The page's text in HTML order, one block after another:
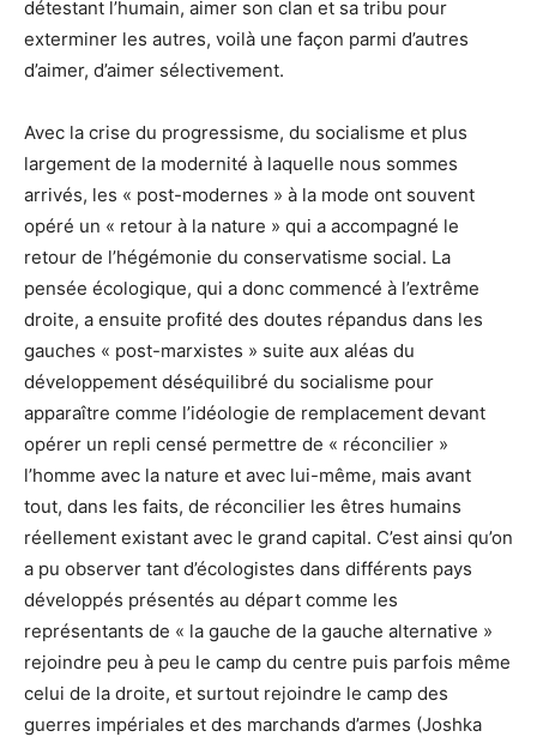
détestant l’humain, aimer son clan et sa tribu pour
exterminer les autres, voilà une façon parmi d’autres
d’aimer, d’aimer sélectivement.
Avec la crise du progressisme, du socialisme et plus
largement de la modernité à laquelle nous sommes
arrivés, les « post-modernes » à la mode ont souvent
opéré un « retour à la nature » qui a accompagné le
retour de l’hégémonie du conservatisme social. La
pensée écologique, qui a donc commencé à l’extrême
droite, a ensuite profité des doutes répandus dans les
gauches « post-marxistes » suite aux aléas du
développement déséquilibré du socialisme pour
apparaître comme l’idéologie de remplacement devant
opérer un repli censé permettre de « réconcilier »
l’homme avec la nature et avec lui-même, mais avant
tout, dans les faits, de réconcilier les êtres humains
réellement existant avec le grand capital. C’est ainsi qu’on
a pu observer tant d’écologistes dans différents pays
développés présentés au départ comme les
représentants de « la gauche de la gauche alternative »
rejoindre peu à peu le camp du centre puis parfois même
celui de la droite, et surtout rejoindre le camp des
guerres impériales et des marchands d’armes (Joshka